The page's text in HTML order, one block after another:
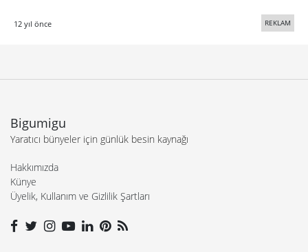
12 yıl önce REKLAM
Bigumigu
Yaratıcı bünyeler için günlük besin kaynağı
Hakkımızda
Künye
Üyelik, Kullanım ve Gizlilik Şartları